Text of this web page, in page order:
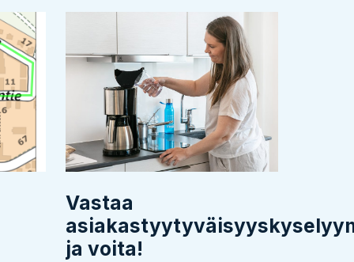
Vastaa
ja voita!